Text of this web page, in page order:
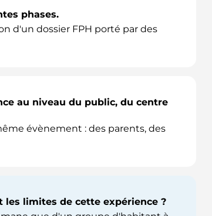
phases.
d'un dossier FPH porté par des
au niveau du public, du centre
évènement : des parents, des
les limites de cette expérience ?